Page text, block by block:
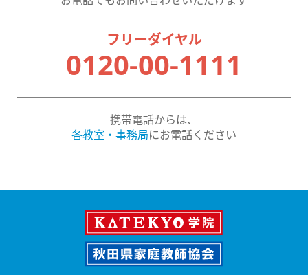
フリーダイヤル
0120-00-1111
携帯電話からは、
各教室・事務局にお電話ください